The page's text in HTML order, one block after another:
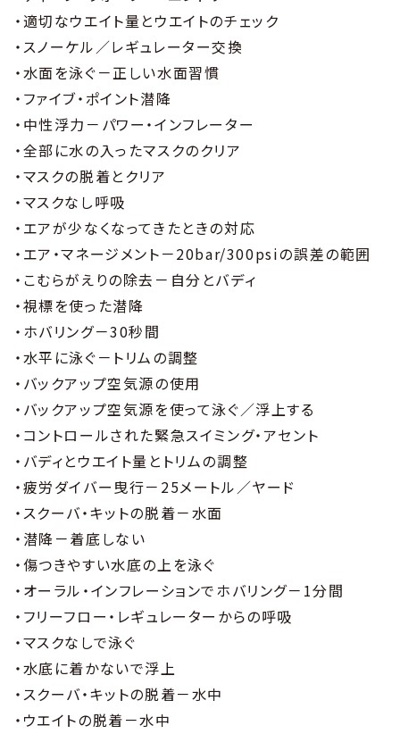
・適切なウエイト量とウエイトのチェック
・スノーケル／レギュレーター交換
・水面を泳ぐ－正しい水面習慣
・ファイブ・ポイント潜降
・中性浮力－パワー・インフレーター
・全部に水の入ったマスクのクリア
・マスクの脱着とクリア
・マスクなし呼吸
・エアが少なくなってきたときの対応
・エア・マネージメント－20bar/300psiの誤差の範囲
・こむらがえりの除去－自分とバディ
・視標を使った潜降
・ホバリング－30秒間
・水平に泳ぐ－トリムの調整
・バックアップ空気源の使用
・バックアップ空気源を使って泳ぐ／浮上する
・コントロールされた緊急スイミング・アセント
・バディとウエイト量とトリムの調整
・疲労ダイバー曳行－25メートル／ヤード
・スクーバ・キットの脱着－水面
・潜降－着底しない
・傷つきやすい水底の上を泳ぐ
・オーラル・インフレーションでホバリング－1分間
・フリーフロー・レギュレーターからの呼吸
・マスクなしで泳ぐ
・水底に着かないで浮上
・スクーバ・キットの脱着－水中
・ウエイトの脱着－水中